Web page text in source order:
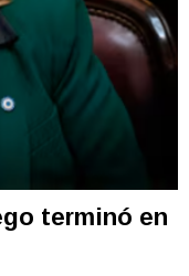
terminó en